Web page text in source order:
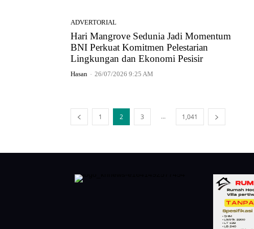
ADVERTORIAL
Hari Mangrove Sedunia Jadi Momentum
BNI Perkuat Komitmen Pelestarian
Lingkungan dan Ekonomi Pesisir
Hasan - 26/07/2026 9:25 AM
1 2 3 ... 1,041